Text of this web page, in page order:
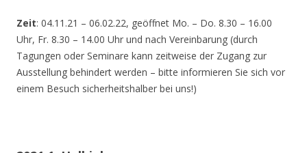
Zeit: 04.11.21 – 06.02.22, geöffnet Mo. – Do. 8.30 – 16.00
Uhr, Fr. 8.30 – 14.00 Uhr und nach Vereinbarung (durch
Tagungen oder Seminare kann zeitweise der Zugang zur
Ausstellung behindert werden – bitte informieren Sie sich vor
einem Besuch sicherheitshalber bei uns!)